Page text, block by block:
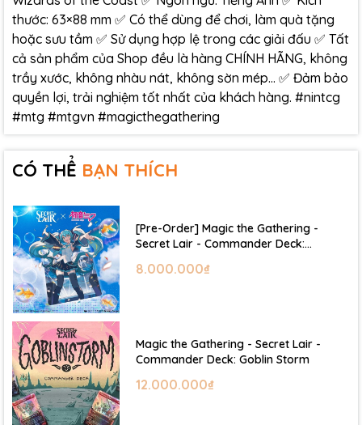
thước: 63×88 mm ✅ Có thể dùng để chơi, làm quà tặng
hoặc sưu tầm ✅ Sử dụng hợp lệ trong các giải đấu ✅ Tất
cả sản phẩm của Shop đều là hàng CHÍNH HÃNG, không
trầy xước, không nhàu nát, không sờn mép… ✅ Đảm bảo
quyền lợi, trải nghiệm tốt nhất của khách hàng. #nintcg
#mtg #mtgvn #magicthegathering
CÓ THỂ BẠN THÍCH
[Pre-Order] Magic the Gathering -
Secret Lair - Commander Deck:
8.000.000₫
Magic the Gathering - Secret Lair -
Commander Deck: Goblin Storm
12.000.000₫